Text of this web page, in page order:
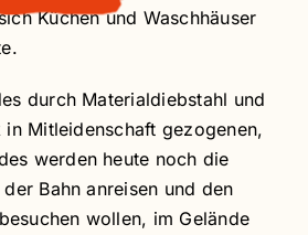
Küchen und Waschhäuser
durch Materialdiebstahl und
in Mitleidenschaft gezogenen,
werden heute noch die
Bahn anreisen und den
wollen, im Gelände